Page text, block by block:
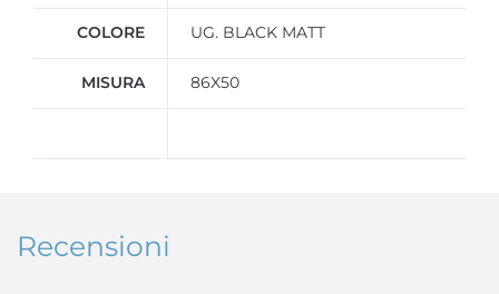
COLORE UG. BLACK MATT
MISURA 86X50
Recensioni